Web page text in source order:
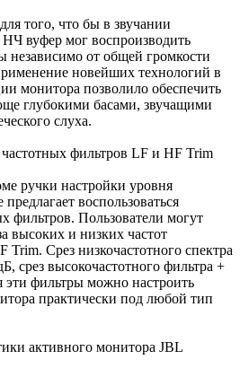
того, что бы в звучании
НЧ вуфер мог воспроизводить
независимо от общей громкости
новейших технологий в
монитора позволило обеспечить
глубокими басами, звучащими
слуха.
фильтров LF и HF Trim
ручки настройки уровня
воспользоваться
фильтров. Пользователи могут
высоких и низких частот
Срез низкочастотного спектра
срез высокочастотного фильтра +
эти фильтры можно настроить
практически под любой тип
активного монитора JBL